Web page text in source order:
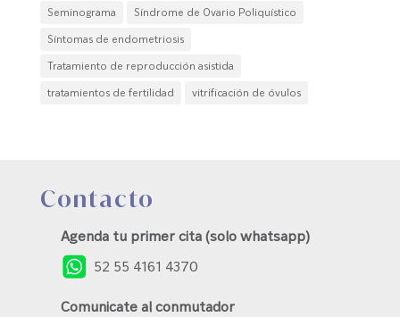
Seminograma
Síndrome de Ovario Poliquístico
Síntomas de endometriosis
Tratamiento de reproducción asistida
tratamientos de fertilidad
vitrificación de óvulos
Contacto
Agenda tu primer cita (solo whatsapp)
52 55 4161 4370
Comunicate al conmutador